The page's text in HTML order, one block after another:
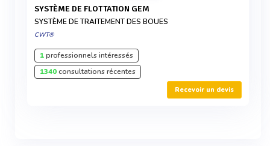
SYSTÈME DE FLOTTATION GEM
SYSTÈME DE TRAITEMENT DES BOUES
CWT®
1professionnels intéressés
1340consultations récentes
Recevoir un devis